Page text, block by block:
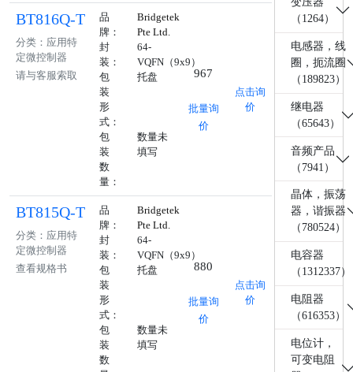
BT816Q-T
分类：应用特
定微控制器
请与客服索取
品
牌：
Bridgetek
Pte Ltd.
封
装：
64-
VQFN（9x9）
包
装
形
式：
托盘
包
装
数
量：
数量未
填写
967
批量询
价
点击询
价
BT815Q-T
分类：应用特
定微控制器
查看规格书
品
牌：
Bridgetek
Pte Ltd.
封
装：
64-
VQFN（9x9）
包
装
形
式：
托盘
包
装
数
数量未
填写
880
批量询
价
点击询
价
（1264）
电感器，线
圈，扼流圈
（189823）
继电器
（65643）
音频产品
（7941）
晶体，振荡
器，谐振器
（780524）
电容器
（1312337）
电阻器
（616353）
电位计，
可变电阻